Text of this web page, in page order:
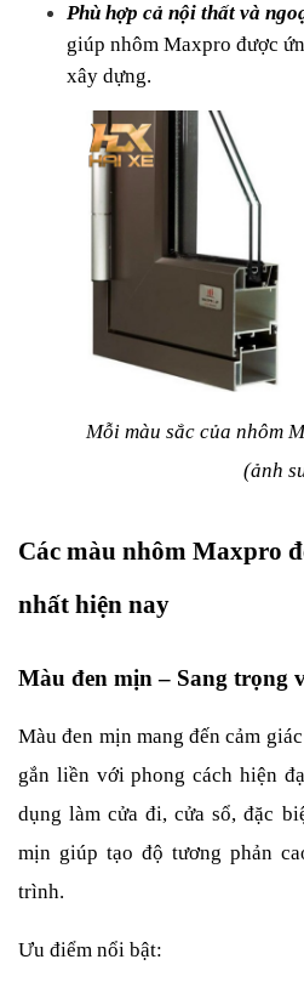
Phù hợp cả nội thất và
giúp nhôm Maxpro được
xây dựng.
Mỗi màu sắc của nhôm
(ảnh
Các màu nhôm Maxpro
nhất hiện nay
Màu đen mịn – Sang trọng
Màu đen mịn mang đến cảm
gắn liền với phong cách hiện
dụng làm cửa đi, cửa sổ, đặc
mịn giúp tạo độ tương phản
trình.
Ưu điểm nổi bật: